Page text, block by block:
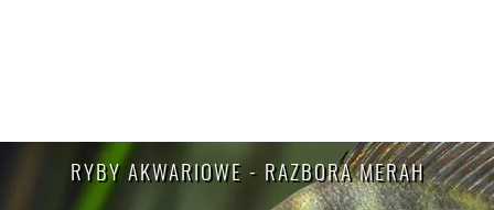
RYBY AKWARIOWE - RAZBORA MERAH